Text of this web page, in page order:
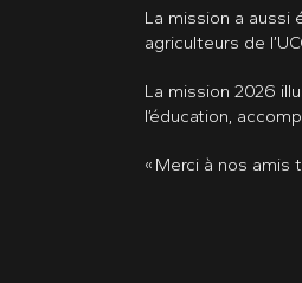
La mission a aussi
agriculteurs de
La mission 2026
l’éducation,
« Merci à nos amis